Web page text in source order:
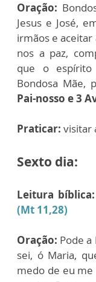
Oração:
Jesus e José,
irmãos e aceitar
nos a paz,
que o espírito
Bondosa Mãe,
Pai-nosso e 3
Praticar: visitar
Sexto dia:
Leitura bíblica:
(Mt 11,28)
Oração: Pode a
sei, ó Maria,
medo de eu me